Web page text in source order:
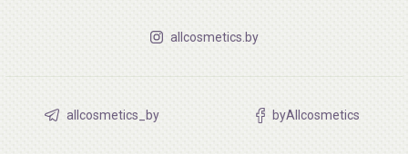
allcosmetics.by
allcosmetics_by byAllcosmetics